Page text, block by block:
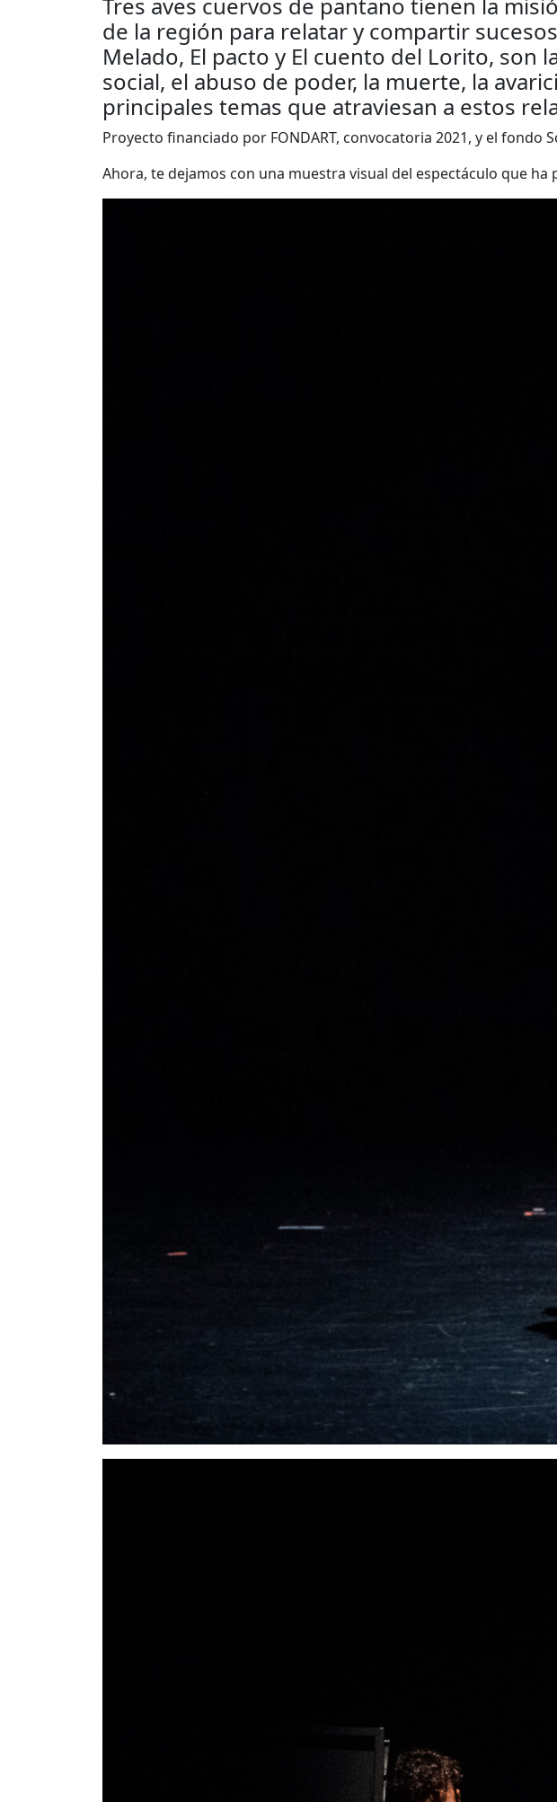
de la región para relatar y compartir
Melado, El pacto y El cuento del Lorito, son
social, el abuso de poder, la muerte, la
principales temas que atraviesan a estos
Proyecto financiado por FONDART, convocatoria 2021, y el fondo
Ahora, te dejamos con una muestra visual del espectáculo que